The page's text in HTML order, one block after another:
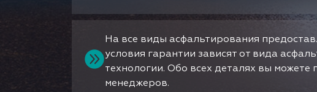
На все виды асфальтирования
условия гарантии зависят от вида
технологии. Обо всех деталях вы
менеджеров.